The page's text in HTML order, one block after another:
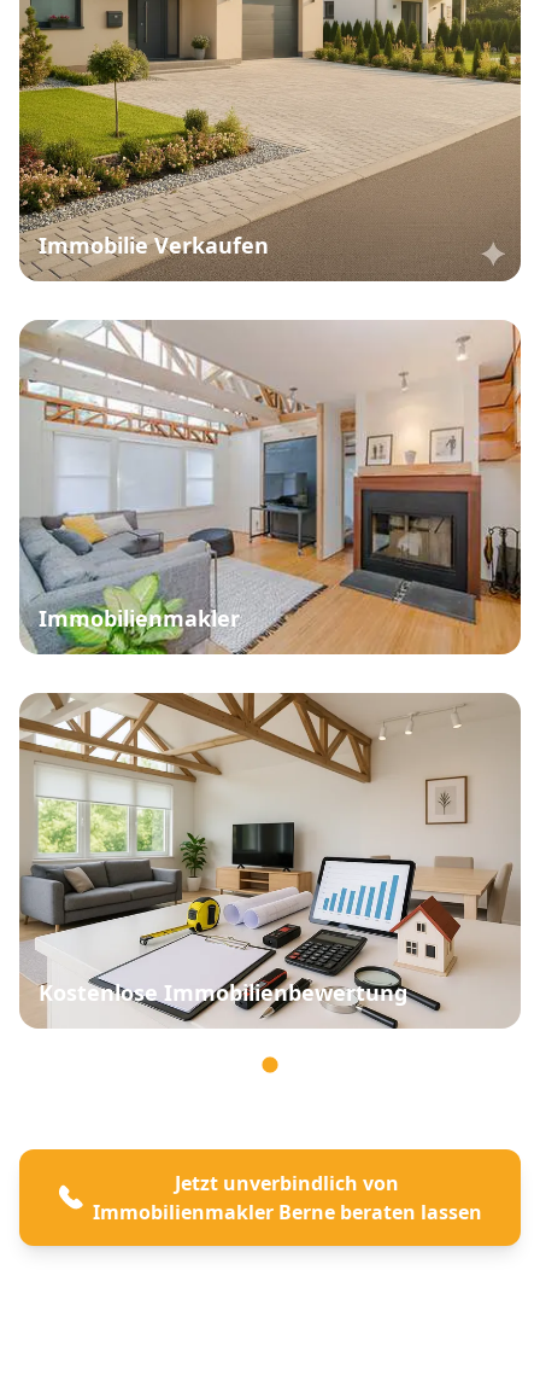
Immobilie Verkaufen
Immobilienmakler
Kostenlose Immobilienbewertung
Jetzt unverbindlich von
Immobilienmakler Berne beraten lassen